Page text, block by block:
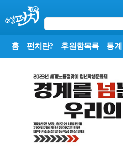
홈 펀치란? 후원함목록 통계